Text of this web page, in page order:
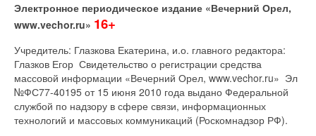
Электронное периодическое издание «Вечерний Орел,
www.vechor.ru» 16+
Учредитель: Глазкова Екатерина, и.о. главного редактора:
Глазков Егор Свидетельство о регистрации средства
массовой информации «Вечерний Орел, www.vechor.ru» Эл
№ФС77-40195 от 15 июня 2010 года выдано Федеральной
службой по надзору в сфере связи, информационных
технологий и массовых коммуникаций (Роскомнадзор РФ).